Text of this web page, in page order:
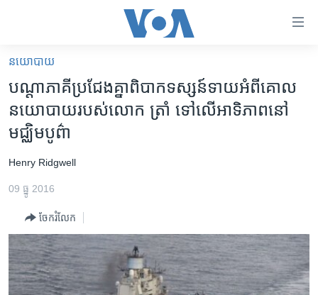
គេហទំព័រ​
ទាក់ទង
និង​
ចូល​
ទំព័រ​
ព័ត៌មាន​​
រំលង​
និង​
ចូល​
ទៅ​
អន្តរជាតិ
អាមេរិក
កម្ពុជាច្នៃប្រតិដ្ឋ
ព្រឹត្តិការណ៍ព័ត៌មាន
ទូរទស្សន៍ / វីដេអូ​
វិទ្យុ / ផតខាសថ៍
នយោបាយ
បណ្តា​ភាគី​ប្រជែង​គ្នា​ពិបាក​ទស្សន៍ទាយ​អំពី​គោល​
នយោបាយ​របស់​លោក ត្រាំ ទៅ​លើ​អាទិភាព​នៅ​
មជ្ឈិម​បូព៌ា
Henry Ridgwell
09 ធ្នូ 2016
ចែករំលែក